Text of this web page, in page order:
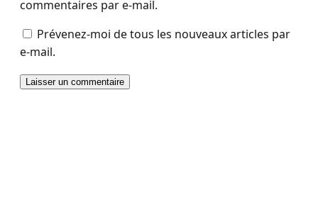
commentaires par e-mail.
Prévenez-moi de tous les nouveaux articles par
e-mail.